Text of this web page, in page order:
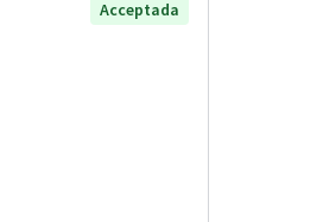
Acceptada